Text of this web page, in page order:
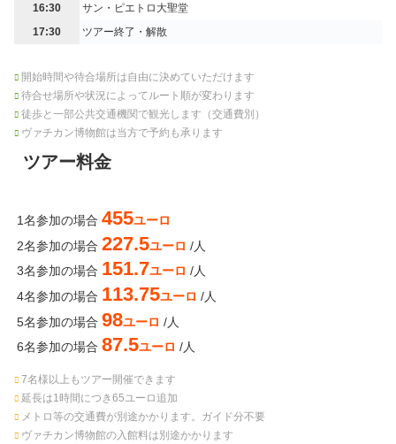
16:30
サン・ピエトロ大聖堂
17:30
ツアー終了・解散
開始時間や待合場所は自由に決めていただけます
待合せ場所や状況によってルート順が変わります
徒歩と一部公共交通機関で観光します（交通費別）
ヴァチカン博物館は当方で予約も承ります
ツアー料金
1名参加の場合 455ユーロ
2名参加の場合 227.5ユーロ /人
3名参加の場合 151.7ユーロ /人
4名参加の場合 113.75ユーロ /人
5名参加の場合 98ユーロ /人
6名参加の場合 87.5ユーロ /人
7名様以上もツアー開催できます
延長は1時間につき65ユーロ追加
メトロ等の交通費が別途かかります。ガイド分不要
ヴァチカン博物館の入館料は別途かかります